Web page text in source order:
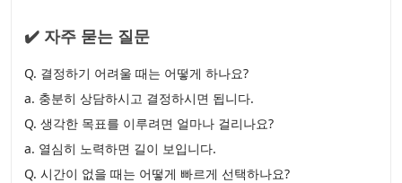
✔️ 자주 묻는 질문
Q. 결정하기 어려울 때는 어떻게 하나요?
a. 충분히 상담하시고 결정하시면 됩니다.
Q. 생각한 목표를 이루려면 얼마나 걸리나요?
a. 열심히 노력하면 길이 보입니다.
Q. 시간이 없을 때는 어떻게 빠르게 선택하나요?